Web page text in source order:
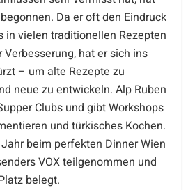
Da er oft den Eindruck
in vielen traditionellen Rezepten
hat er sich ins
– um alte Rezepte zu
neue zu entwickeln. Alp Ruben
Clubs und gibt Workshops
und türkisches Kochen.
beim perfekten Dinner Wien
VOX teilgenommen und
belegt.